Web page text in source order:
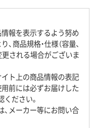
報を表示するよう努め
商品規格・仕様（容量、
更される場合がございま
ト上の商品情報の表記
前には必ずお届けした
ださい。
メーカー等にお問い合